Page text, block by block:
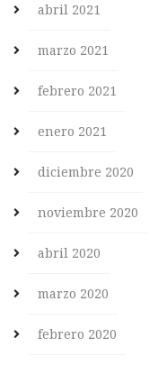
abril 2021
marzo 2021
febrero 2021
enero 2021
diciembre 2020
noviembre 2020
abril 2020
marzo 2020
febrero 2020